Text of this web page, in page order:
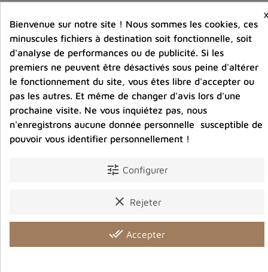
Bienvenue sur notre site ! Nous sommes les cookies, ces
minuscules fichiers à destination soit fonctionnelle, soit
d'analyse de performances ou de publicité. Si les
premiers ne peuvent être désactivés sous peine d'altérer
le fonctionnement du site, vous êtes libre d'accepter ou
pas les autres. Et même de changer d'avis lors d'une
prochaine visite. Ne vous inquiétez pas, nous
n'enregistrons aucune donnée personnelle susceptible de
pouvoir vous identifier personnellement !
tune Configurer
clear Rejeter
done_all Accepter